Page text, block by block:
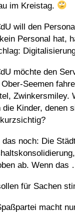
im Kreistag.
will den
Personal hat,
möchte den
Seemen
Zwinkersmiley.
die Kinder, denen
das noch: Die
ab. Wenn das
für Sachen
macht